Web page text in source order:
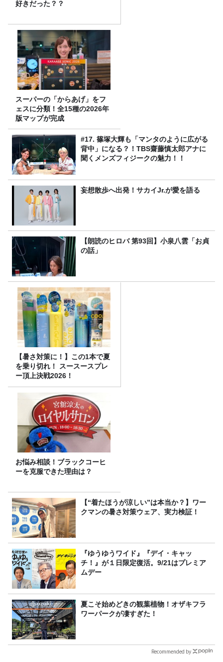
好きだった？？
スーパーの「からあげ」をフ
ェスに分類！全15種の2026年
版マップが完成
#17. 篠塚大輝も「マンタのように広がる
背中」になる？！TBS齋藤慎太郎アナに
聞くメンズフィジークの魅力！！
妄想散歩へ出発！サカイJr.が愛を語る
【朗読のヒロバ 第93回】小泉八雲「お貞
の話」
【暑さ対策に！】この1本で夏
を乗り切れ！ スースースプレ
ー頂上決戦2026！
お悩み相談！ブラックコーヒ
ーを克服できた理由は？
【“着たほうが涼しい”は本当か？】ワー
クマンの暑さ対策ウェア、実力検証！
『ゆうゆうワイド』『デイ・キャッ
チ！』が１日限定復活。9/21はプレミア
ムデー
夏こそ始めどきの観葉植物！オザキフラ
ワーパークが凄すぎた！
Recommended by